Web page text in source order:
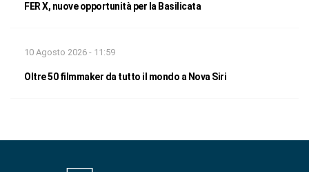
FER X, nuove opportunità per la Basilicata
10 Agosto 2026 - 11:59
Oltre 50 filmmaker da tutto il mondo a Nova Siri